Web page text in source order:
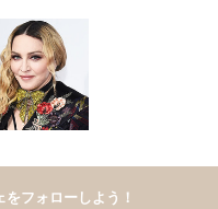
をフォローしよう！